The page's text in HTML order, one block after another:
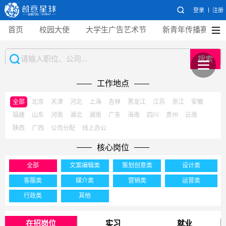
登录 注册
首页 校园大使 大学生广告艺术节 新青年传播赛
搜索
工作地点
全部 北京 天津 河北 上海 吉林 黑龙江 江苏 浙江
安徽
福建
山东 河南 湖北 湖南 广东 海南 四川 贵州
云南
陕西
广西 公司分配 线上办公
核心岗位
全部 文案编辑类 策划创意类 设计类
客服类 媒介类 营销类 运营类
行政类 其他
在招岗位 实习 就业